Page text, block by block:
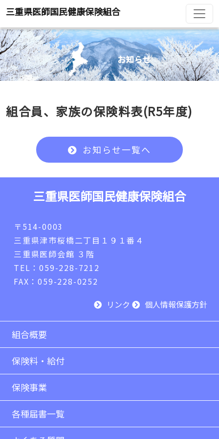
三重県医師国民健康保険組合
組合員、家族の保険料表(R5年度)
お知らせ一覧へ
三重県医師国民健康保険組合
〒514-0003
三重県津市桜橋二丁目１９１番４
三重県医師会館 ３階
TEL：059-228-7212
FAX：059-228-0252
リンク
個人情報保護方針
組合概要
保険料・給付
保険事業
各種届書一覧